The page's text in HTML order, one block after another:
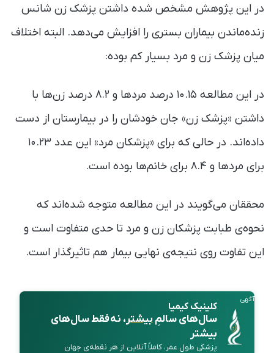
در این پژوهش مشخص شده داشتن پزشک زن شانس
زنده‌ماندن بیماران بستری را افزایش می‌دهد. البته اختلاف
میان پزشک زن و مرد بسیار کم بوده:
در این مطالعه ۱۰.۱۵ درصد مردها و ۸.۲ درصد زن‌ها با
داشتن «پزشک زن» جان خودشان را در بیمارستان از دست
داده‌اند. در حالی که برای «پزشکان مرد» این عدد ۱۰.۲۳
برای مردها و ۸.۴ برای خانم‌ها بوده است.
محققان می‌گویند در این مطالعه متوجه شده‌اند که
نحوه‌ی طبابت پزشکان زن و مرد تا حدی متفاوت است و
این تفاوت روی نتیجه‌ی نهایی بیمار هم تاثیرگذار است.
آگهی
کلینیک کیمیا
سال‌های سالمِبیشتر، نه فقط سال‌های
بیشتر
پزشکی طول عمر، کاملاً آنلاین از هر نقطه‌ی جهان